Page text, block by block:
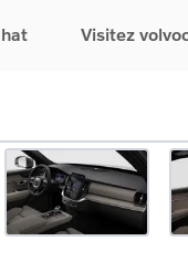
Voitures
Voitures
Visitez
Financement
Assurances